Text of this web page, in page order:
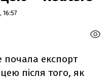
почала експорт
після того, як